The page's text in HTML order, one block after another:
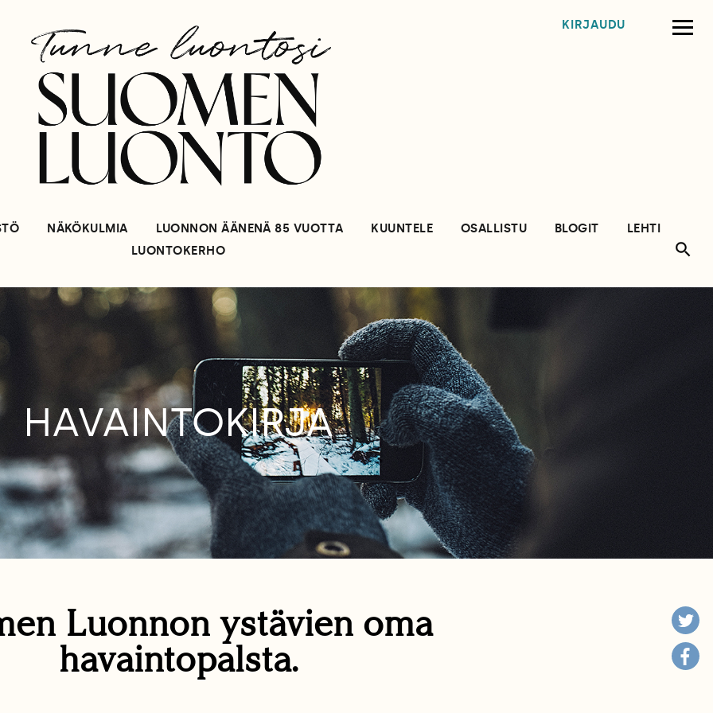
KIRJAUDU
NÄKÖKULMIA LUONNON ÄÄNENÄ 85 VUOTTA KUUNTELE OSALLISTU BLOGIT
LEHTI
LUONTOKERHO
HAVAINTOKIRJA
Luonnon ystävien oma
havaintopalsta.